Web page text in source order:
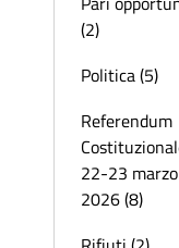
(2)
Politica (5)
Referendum
22-23 marzo
2026 (8)